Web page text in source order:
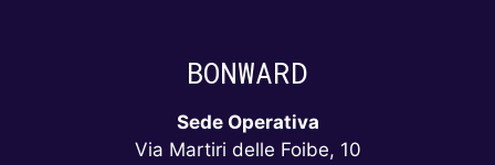
BONWARD
Sede Operativa
Via Martiri delle Foibe, 10